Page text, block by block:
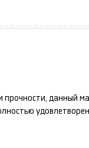
прочности, данный